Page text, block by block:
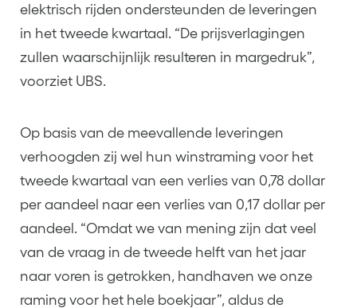
elektrisch rijden ondersteunden de leveringen
in het tweede kwartaal. “De prijsverlagingen
zullen waarschijnlijk resulteren in margedruk”,
voorziet UBS.
Op basis van de meevallende leveringen
verhoogden zij wel hun winstraming voor het
tweede kwartaal van een verlies van 0,78 dollar
per aandeel naar een verlies van 0,17 dollar per
aandeel. “Omdat we van mening zijn dat veel
van de vraag in de tweede helft van het jaar
naar voren is getrokken, handhaven we onze
raming voor het hele boekjaar”, aldus de